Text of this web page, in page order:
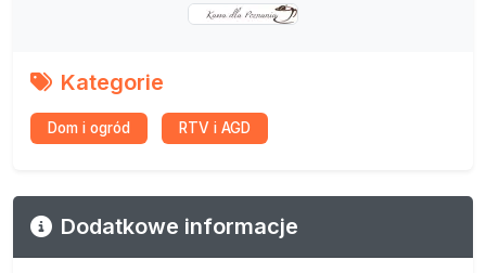
Kategorie
Dom i ogród RTV i AGD
Dodatkowe informacje